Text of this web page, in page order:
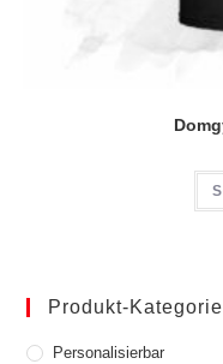
Produkt-
Personalisierbar